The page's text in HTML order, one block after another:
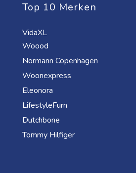
Top 10 Merken
VidaXL
Woood
Normann Copenhagen
Woonexpress
Eleonora
LifestyleFurn
Dutchbone
Tommy Hilfiger